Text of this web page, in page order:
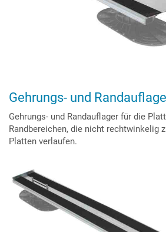
Gehrungs- und
Gehrungs- und Randauflager für die
Randbereichen, die nicht rechtwinkelig
Platten verlaufen.